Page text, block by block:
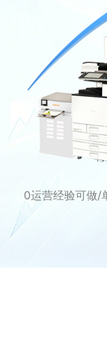
0运营经验可做/